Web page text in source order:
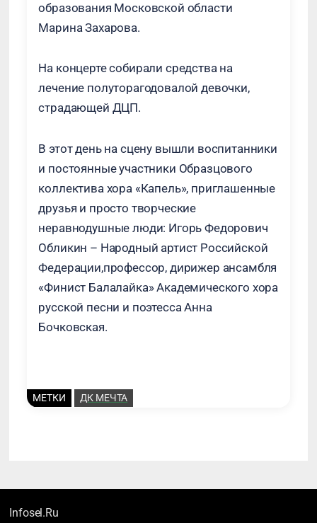
образования Московской области
Марина Захарова.
На концерте собирали средства на
лечение полуторагодовалой девочки,
страдающей ДЦП.
В этот день на сцену вышли воспитанники
и постоянные участники Образцового
коллектива хора «Капель», приглашенные
друзья и просто творческие
неравнодушные люди: Игорь Федорович
Обликин – Народный артист Российской
Федерации,профессор, дирижер ансамбля
«Финист Балалайка» Академического хора
русской песни и поэтесса Анна
Бочковская.
МЕТКИ ДК МЕЧТА
Infosel.Ru